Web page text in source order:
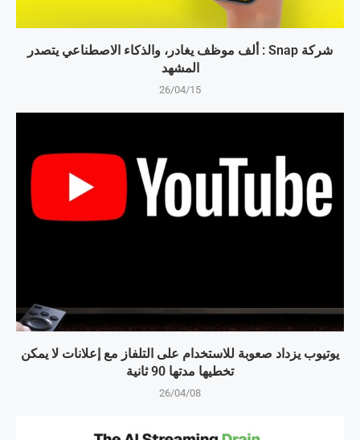
شركة Snap : ألف موظف يغادر، والذكاء الاصطناعي يتصدر
المشهد
26/04/15
يوتيوب يزداد صعوبة للاستخدام على التلفاز مع إعلانات لا يمكن
تخطيها مدتها 90 ثانية
26/04/08